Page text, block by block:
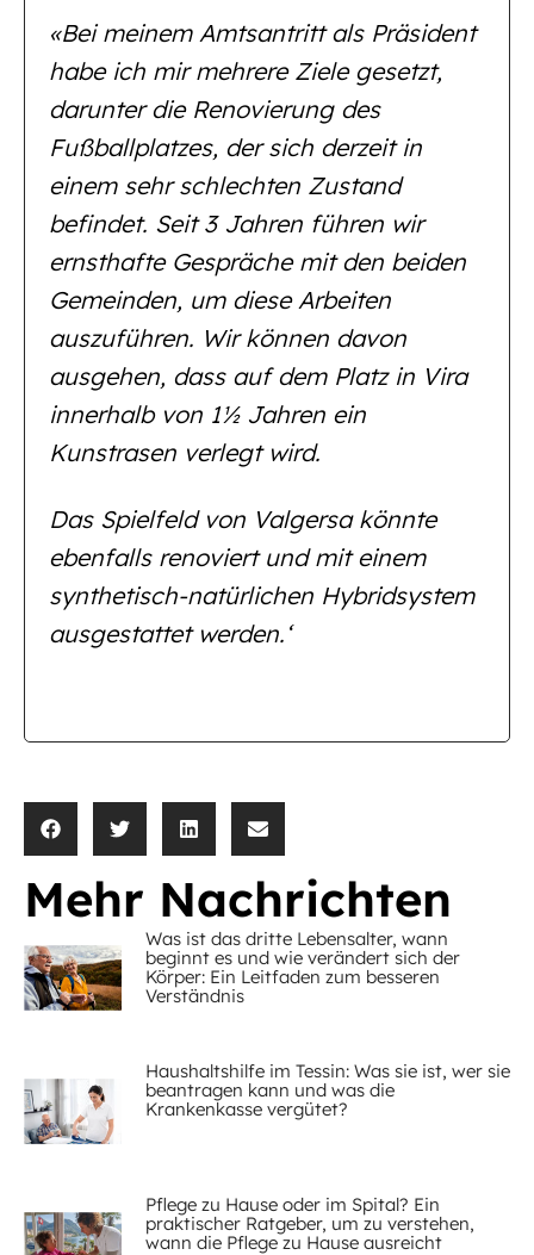
«Bei meinem Amtsantritt als Präsident
habe ich mir mehrere Ziele gesetzt,
darunter die Renovierung des
Fußballplatzes, der sich derzeit in
einem sehr schlechten Zustand
befindet. Seit 3 Jahren führen wir
ernsthafte Gespräche mit den beiden
Gemeinden, um diese Arbeiten
auszuführen. Wir können davon
ausgehen, dass auf dem Platz in Vira
innerhalb von 1½ Jahren ein
Kunstrasen verlegt wird.
Das Spielfeld von Valgersa könnte
ebenfalls renoviert und mit einem
synthetisch-natürlichen Hybridsystem
ausgestattet werden.‘
Mehr Nachrichten
Was ist das dritte Lebensalter, wann
beginnt es und wie verändert sich der
Körper: Ein Leitfaden zum besseren
Verständnis
Haushaltshilfe im Tessin: Was sie ist, wer sie
beantragen kann und was die
Krankenkasse vergütet?
Pflege zu Hause oder im Spital? Ein
praktischer Ratgeber, um zu verstehen,
wann die Pflege zu Hause ausreicht